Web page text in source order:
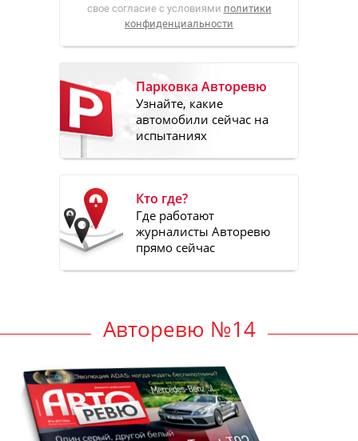
свое согласие с условиями политики
конфиденциальности
Парковка Авторевю
Узнайте, какие
автомобили сейчас на
испытаниях
Кто где?
Где работают
журналисты Авторевю
прямо сейчас
Авторевю №14